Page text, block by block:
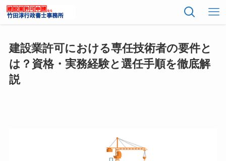
建設業許可における専任技術者の要件と
は？資格・実務経験と選任手順を徹底解
説